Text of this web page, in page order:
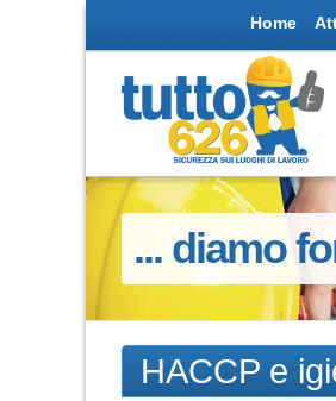
Home
... diamo
HACCP e